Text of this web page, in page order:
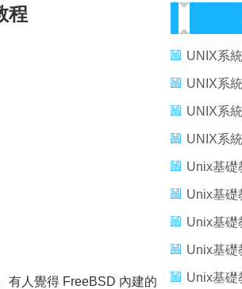
程
人覺得 FreeBSD 內建的
UNIX系
UNIX系
UNIX系
UNIX系
Unix基礎
Unix基礎
Unix基礎
Unix基礎
Unix基礎